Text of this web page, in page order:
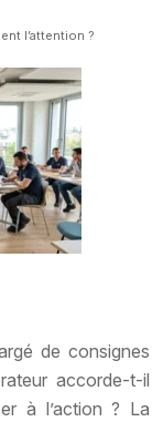
l’attention ?
de consignes
accorde-t-il
à l’action ? La